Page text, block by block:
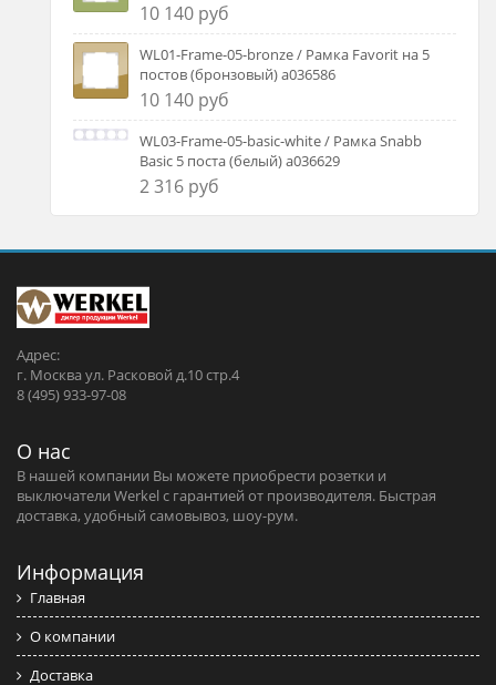
10 140 руб
WL01-Frame-05-bronze / Рамка Favorit на 5
постов (бронзовый) a036586
10 140 руб
WL03-Frame-05-basic-white / Рамка Snabb
Basic 5 поста (белый) a036629
2 316 руб
Адрес:
г. Москва ул. Расковой д.10 стр.4
8 (495) 933-97-08
О нас
В нашей компании Вы можете приобрести розетки и
выключатели Werkel c гарантией от производителя. Быстрая
доставка, удобный самовывоз, шоу-рум.
Информация
Главная
О компании
Доставка